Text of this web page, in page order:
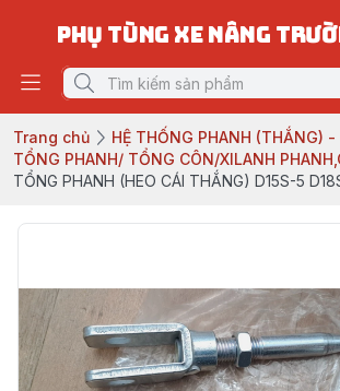
PHỤ TÙNG XE NÂNG
Trang chủ
HỆ THỐNG PHANH (THẮNG) -
TỔNG PHANH/ TỔNG CÔN/XILANH
TỔNG PHANH (HEO CÁI THẮNG) D15S-5